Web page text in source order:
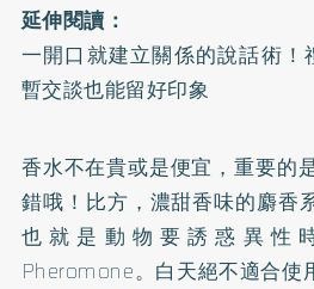
延伸閱讀：
一開口就建立關係的說話術
暫交談也能留好印象
香水不在貴或是便宜，重要的
錯哦！比方，濃甜香味的麝香
也就是動物要誘惑異性
Pheromone。白天絕不適合使